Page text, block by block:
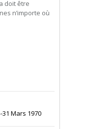
doit être
n’importe où
31 Mars 1970